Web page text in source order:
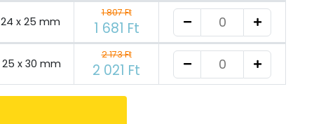
1 807 Ft
1 681 Ft
24 x 25 mm
2 173 Ft
2 021 Ft
x 30 mm